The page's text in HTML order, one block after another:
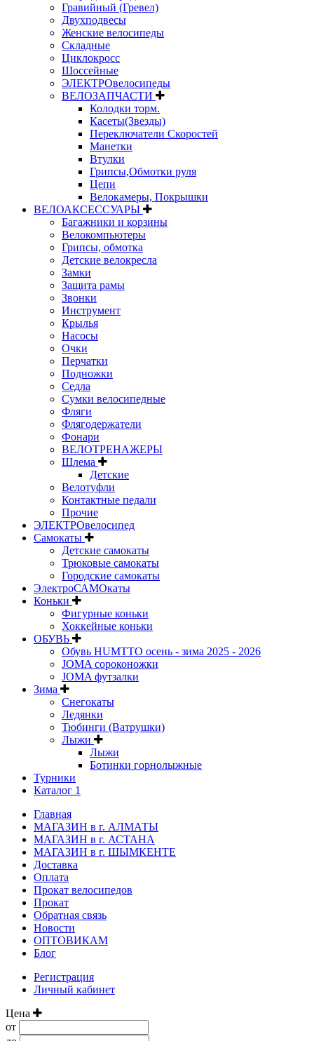
Гравийный (Гревел)
Двухподвесы
Женские велосипеды
Складные
Циклокросс
Шоссейные
ЭЛЕКТРОвелосипеды
ВЕЛОЗАПЧАСТИ
Колодки торм.
Касеты(Звезды)
Переключатели Скоростей
Манетки
Втулки
Грипсы,Обмотки руля
Цепи
Велокамеры, Покрышки
ВЕЛОАКСЕССУАРЫ
Багажники и корзины
Велокомпьютеры
Грипсы, обмотка
Детские велокресла
Замки
Защита рамы
Звонки
Инструмент
Крылья
Насосы
Очки
Перчатки
Подножки
Седла
Сумки велосипедные
Фляги
Флягодержатели
Фонари
ВЕЛОТРЕНАЖЕРЫ
Шлема
Детские
Велотуфли
Контактные педали
Прочие
ЭЛЕКТРОвелосипед
Самокаты
Детские самокаты
Трюковые самокаты
Городские самокаты
ЭлектроСАМОкаты
Коньки
Фигурные коньки
Хоккейные коньки
ОБУВЬ
Обувь HUMTTO осень - зима 2025 - 2026
JOMA сороконожки
JOMA футзалки
Зима
Снегокаты
Ледянки
Тюбинги (Ватрушки)
Лыжи
Лыжи
Ботинки горнолыжные
Турники
Каталог 1
Главная
МАГАЗИН в г. АЛМАТЫ
МАГАЗИН в г. АСТАНА
МАГАЗИН в г. ШЫМКЕНТЕ
Доставка
Оплата
Прокат велосипедов
Прокат
Обратная связь
Новости
ОПТОВИКАМ
Блог
Регистрация
Личный кабинет
Цена
от